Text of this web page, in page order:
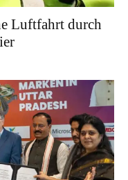
Luftfahrt durch